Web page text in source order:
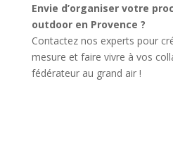
Envie d’organiser votre
outdoor en Provence ?
Contactez nos experts pour
mesure et faire vivre à vos
fédérateur au grand air !